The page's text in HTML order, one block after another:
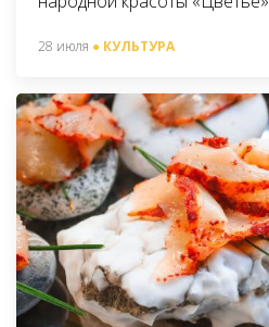
28 июля ● КУЛЬТУРА